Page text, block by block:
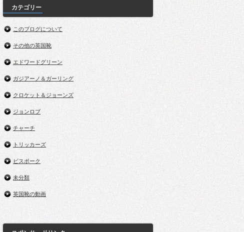
カテゴリー
このブログについて
その他の英国靴
エドワードグリーン
ガジアーノ＆ガーリング
クロケット＆ジョーンズ
ジョンロブ
チャーチ
トリッカーズ
ビスポーク
未分類
英国靴の動画